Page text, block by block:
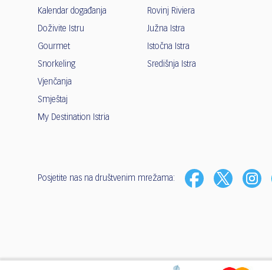
Kalendar događanja
Doživite Istru
Gourmet
Snorkeling
Vjenčanja
Smještaj
My Destination Istria
Rovinj Riviera
Južna Istra
Istočna Istra
Središnja Istra
Posjetite nas na društvenim mrežama: